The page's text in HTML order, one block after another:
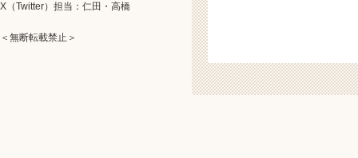
X（Twitter）担当：仁田・高橋
＜無断転載禁止＞